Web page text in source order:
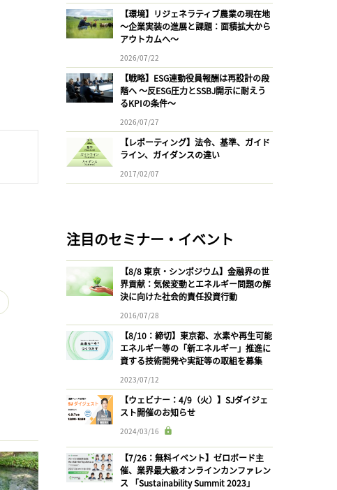
【環境】リジェネラティブ農業の現在地
〜企業実装の進展と課題：面積拡大から
アウトカムへ〜
2026/07/22
【戦略】ESG連動役員報酬は再設計の段
階へ 〜反ESG圧力とSSBJ開示に耐えう
るKPIの条件〜
2026/07/27
【レポーティング】法令、基準、ガイド
ライン、ガイダンスの違い
2017/02/07
注目のセミナー・イベント
【8/8 東京・シンポジウム】金融界の世
界貢献：気候変動とエネルギー問題の解
決に向けた社会的責任投資行動
2016/07/28
【8/10：締切】東京都、水素や再生可能
エネルギー等の「新エネルギー」推進に
資する技術開発や実証等の取組を募集
2023/07/12
【ウェビナー：4/9（火）】SJダイジェ
スト開催のお知らせ
2024/03/16
【7/26：無料イベント】ゼロボード主
催、業界最大級オンラインカンファレン
ス 「Sustainability Summit 2023」